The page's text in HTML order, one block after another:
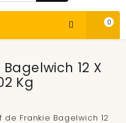
0
12 X
Kg
de Frankie Bagelwich 12